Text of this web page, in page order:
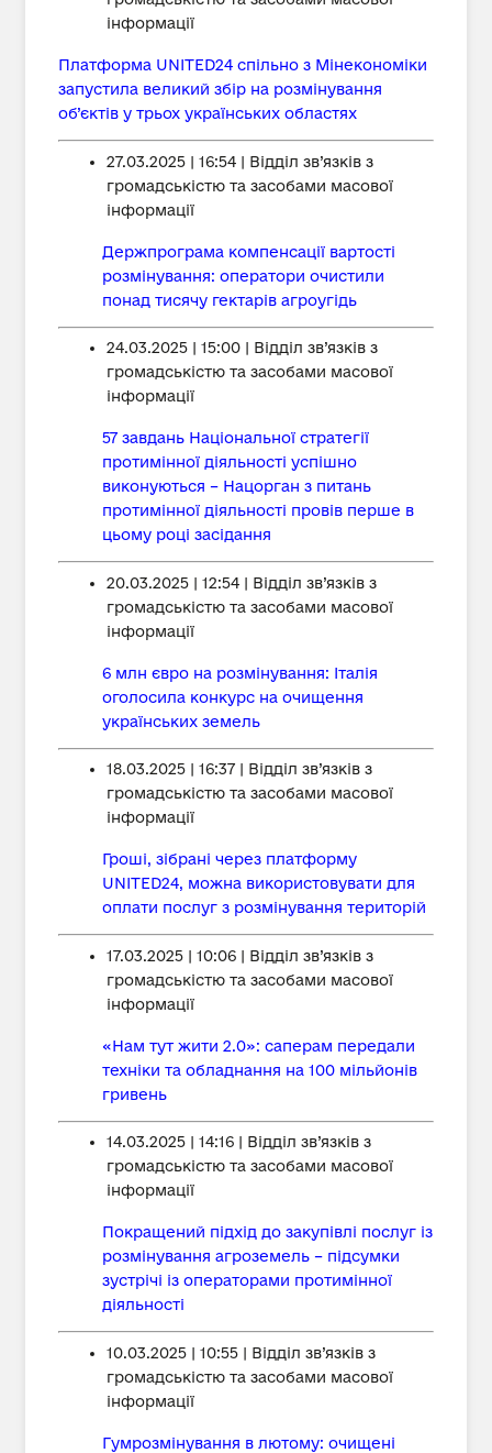
інформації
Платформа UNITED24 спільно з Мінекономіки
запустила великий збір на розмінування
об’єктів у трьох українських областях
27.03.2025 | 16:54 | Відділ зв’язків з
громадськістю та засобами масової
інформації
Держпрограма компенсації вартості
розмінування: оператори очистили
понад тисячу гектарів агроугідь
24.03.2025 | 15:00 | Відділ зв’язків з
громадськістю та засобами масової
інформації
57 завдань Національної стратегії
протимінної діяльності успішно
виконуються – Нацорган з питань
протимінної діяльності провів перше в
цьому році засідання
20.03.2025 | 12:54 | Відділ зв’язків з
громадськістю та засобами масової
інформації
6 млн євро на розмінування: Італія
оголосила конкурс на очищення
українських земель
18.03.2025 | 16:37 | Відділ зв’язків з
громадськістю та засобами масової
інформації
Гроші, зібрані через платформу
UNITED24, можна використовувати для
оплати послуг з розмінування територій
17.03.2025 | 10:06 | Відділ зв’язків з
громадськістю та засобами масової
інформації
«Нам тут жити 2.0»: саперам передали
техніки та обладнання на 100 мільйонів
гривень
14.03.2025 | 14:16 | Відділ зв’язків з
громадськістю та засобами масової
інформації
Покращений підхід до закупівлі послуг із
розмінування агроземель – підсумки
зустрічі із операторами протимінної
діяльності
10.03.2025 | 10:55 | Відділ зв’язків з
громадськістю та засобами масової
інформації
Гумрозмінування в лютому: очищені